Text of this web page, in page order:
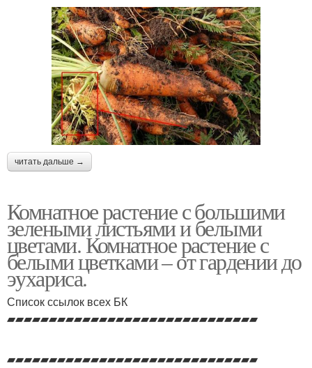
читать дальше →
Комнатное растение с большими
зелеными листьями и белыми
цветами. Комнатное растение с
белыми цветками – от гардении до
эухариса.
Список ссылок всех БК
▰▰▰▰▰▰▰▰▰▰▰▰▰▰▰▰▰▰▰▰▰▰▰▰▰▰▰▰▰▰
▰▰▰▰▰▰▰▰▰▰▰▰▰▰▰▰▰▰▰▰▰▰▰▰▰▰▰▰▰▰